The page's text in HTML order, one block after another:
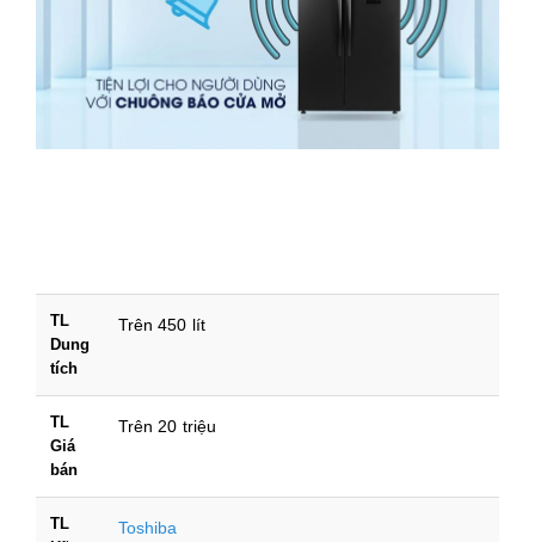
TL
Dung
tích
Trên 450 lít
TL
Giá
bán
Trên 20 triệu
TL
Toshiba